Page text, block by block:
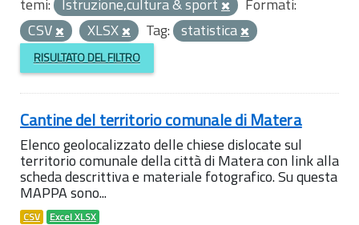
temi: Istruzione,cultura & sport
Formati:
CSV
XLSX Tag: statistica
RISULTATO DEL FILTRO
Cantine del territorio comunale di Matera
Elenco geolocalizzato delle chiese dislocate sul
territorio comunale della città di Matera con link alla
scheda descrittiva e materiale fotografico. Su questa
MAPPA sono...
CSV Excel XLSX